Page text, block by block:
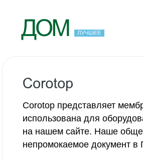
Corotop представляет
использована для
на нашем сайте. Наше
непромокаемое документ в